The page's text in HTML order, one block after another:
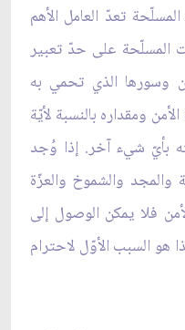
تعدّ العامل الأهم
المسلّحة على حدّ تعبير
وسورها الذي تحمي به
ومقداره بالنسبة لأيّة
بأيّ شيء آخر. إذا وُجد
والمجد والشموخ والعزّة
فلا يمكن الوصول إلى
هو السبب الأوّل لاحترام